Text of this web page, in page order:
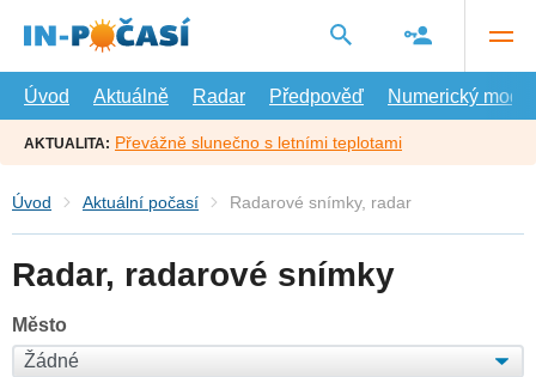
hlavní
Úvod
Aktuálně Radar Předpověď Numerický model
AKTUALITA: Převážně slunečno s letními teplotami
Úvod Aktuální počasí Radarové snímky, radar
Radar, radarové snímky
Město